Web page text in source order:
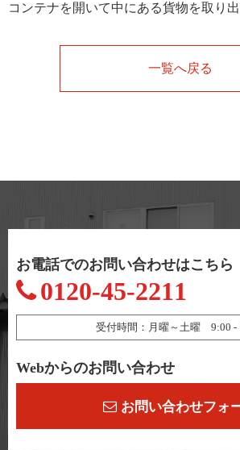
コンテナを開いて中にある貨物を取り出
一覧へ戻る
お電話でのお問い合わせはこちら
0120-45-2211
受付時間：月曜～土曜 9:00 -
Webからのお問い合わせ
お問い合わせフォ